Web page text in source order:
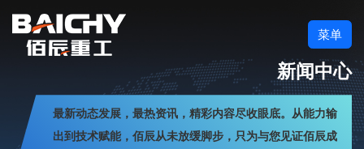
菜单
新闻中心
最新动态发展，最热资讯，精彩内容尽收眼底。从能力输
出到技术赋能，佰辰从未放缓脚步，只为与您见证佰辰成